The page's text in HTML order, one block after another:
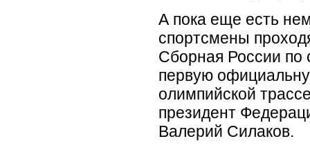
А пока еще есть
спортсмены
Сборная России по
первую
олимпийской
президент
Валерий Силаков.